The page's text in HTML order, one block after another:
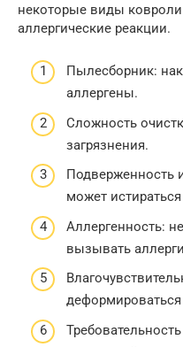
некоторые виды
аллергические реакции.
Пылесборник:
аллергены.
Сложность
загрязнения.
Подверженность
может
Аллергенность:
вызывать